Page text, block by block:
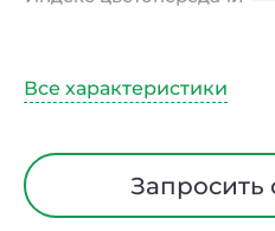
Климатическое
Тип рассеивателяЗапросить